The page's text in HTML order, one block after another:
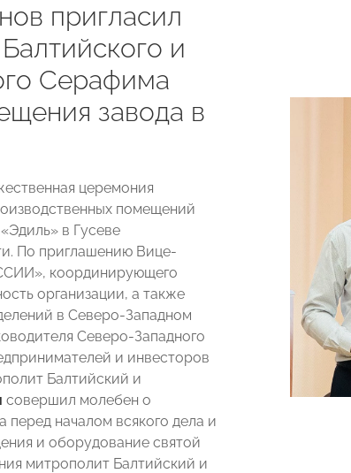
пригласил
и
Серафима
завода в
церемония
помещений
в Гусеве
По приглашению Вице-
координирующего
организации, а также
в Северо-Западном
Северо-Западного
и инвесторов
Балтийский и
совершил молебен о
перед началом всякого дела и
и оборудование святой
митрополит Балтийский и